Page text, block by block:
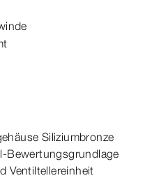
Siliziumbronze
​Bewertungsgrundlage
Ventiltellereinheit